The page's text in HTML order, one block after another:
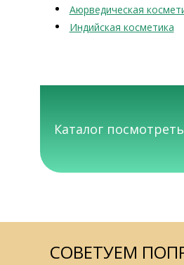
Аюрведическая
Индийская косметика
Каталог
СОВЕТУЕМ